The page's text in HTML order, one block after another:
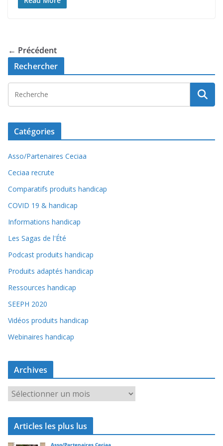
← Précédent
Rechercher
Catégories
Asso/Partenaires Ceciaa
Ceciaa recrute
Comparatifs produits handicap
COVID 19 & handicap
Informations handicap
Les Sagas de l'Été
Podcast produits handicap
Produits adaptés handicap
Ressources handicap
SEEPH 2020
Vidéos produits handicap
Webinaires handicap
Archives
c
i
Articles les plus lus